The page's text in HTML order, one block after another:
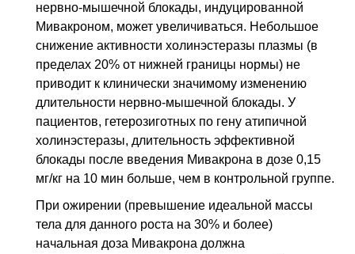
нервно-мышечной блокады, индуцированной
Мивакроном, может увеличиваться. Небольшое
снижение активности холинэстеразы плазмы (в
пределах 20% от нижней границы нормы) не
приводит к клинически значимому изменению
длительности нервно-мышечной блокады. У
пациентов, гетерозиготных по гену атипичной
холинэстеразы, длительность эффективной
блокады после введения Мивакрона в дозе 0,15
мг/кг на 10 мин больше, чем в контрольной группе.
При ожирении (превышение идеальной массы
тела для данного роста на 30% и более)
начальная доза Мивакрона должна